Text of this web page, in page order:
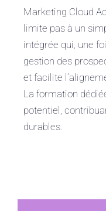
Marketing Cloud
limite pas à un
intégrée qui, une
gestion des
et facilite
La formation
potentiel,
durables.